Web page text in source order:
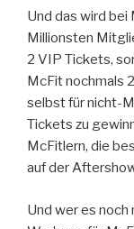
Und das wird
Millionsten
2 VIP Tickets,
McFit nochmals
selbst für nicht-
Tickets zu
McFitlern, die
auf der
Und wer es noch